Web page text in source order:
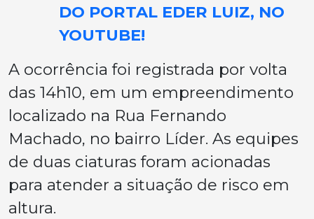
DO PORTAL EDER LUIZ, NO
YOUTUBE!
A ocorrência foi registrada por volta
das 14h10, em um empreendimento
localizado na Rua Fernando
Machado, no bairro Líder. As equipes
de duas ciaturas foram acionadas
para atender a situação de risco em
altura.